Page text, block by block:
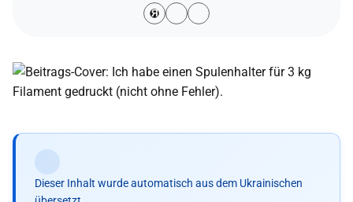
Я
Dieser Inhalt wurde automatisch aus dem Ukrainischen